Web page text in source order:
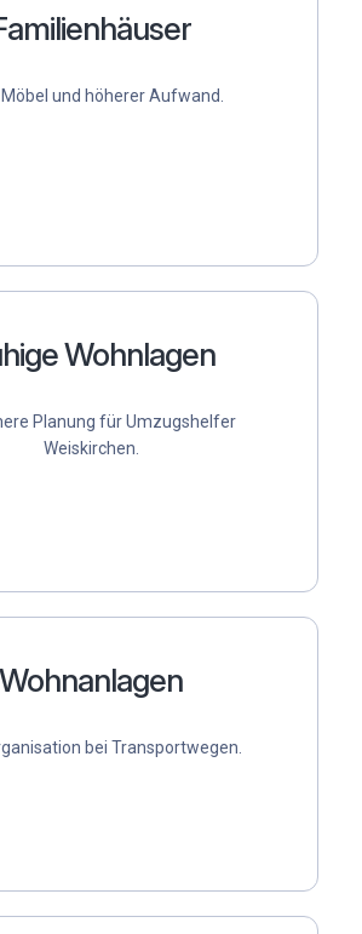
und höherer Aufwand.
Wohnlagen
Planung fürUmzugshelfer
Weiskirchen
Wohnanlagen
bei Transportwegen.